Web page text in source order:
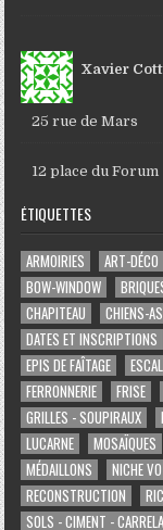
Xavier
25 rue de Mars
12 place du Forum
ÉTIQUETTES
ARMOIRIES ART-DÉCO
BOW-WINDOW
CHAPITEAU
CHIENS-
DATES ET INSCRIPTIONS
EPIS DE FAÎTAGE
FERRONNERIE
FRISE
GRILLES - SOUPIRAUX
LUCARNE
MOSAÏQUES
MÉDAILLONS
NICHE
RECONSTRUCTION
SOLS - CIMENT -